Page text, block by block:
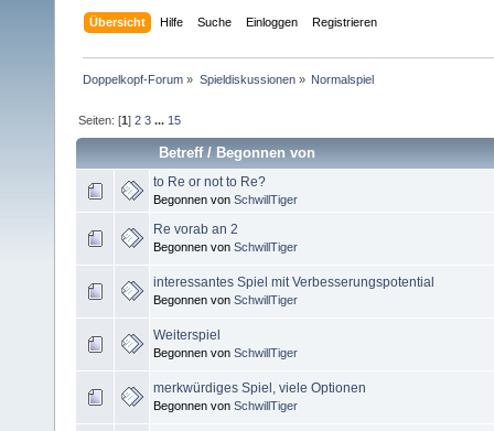
Übersicht Hilfe Suche Einloggen Registrieren
Doppelkopf-Forum » Spieldiskussionen» Normalspiel
Seiten: [1]2 3 ... 15
Betreff/Begonnen von
to Re or not to Re?
Begonnen von SchwillTiger
Re vorab an 2
Begonnen von SchwillTiger
interessantes Spiel mit Verbesserungspotential
Begonnen von SchwillTiger
Weiterspiel
Begonnen von SchwillTiger
merkwürdiges Spiel, viele Optionen
Begonnen von SchwillTiger